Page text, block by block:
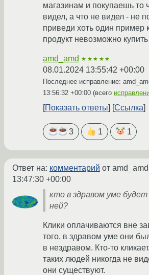
магазинам и покупаешь то
видел, а что не видел - не
приведи хоть один пример
продукт невозможно
amd_amd ★★★★★
08.01.2024 13:55:42 +00:00
Последнее исправление:
13:56:32 +00:00 (всего
Показать ответы Ссылка
3 1 1
Ответ на: комментарий от amd_amd
13:47:30 +00:00
кто в здравом уме
ней?
Клики оплачиваются вне
того, в здравом уме они
в нездравом. Кто-то
таких людей никогда не
они существуют.